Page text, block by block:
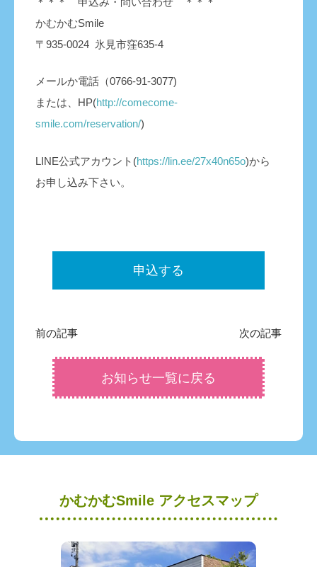
かむかむSmile
〒935-0024 氷見市窪635-4
メールか電話（0766-91-3077)
または、HP(http://comecome-
smile.com/reservation/)
LINE公式アカウント(https://lin.ee/27x40n65o)から
お申し込み下さい。
申込する
前の記事 次の記事
お知らせ一覧に戻る
かむかむSmile アクセスマップ